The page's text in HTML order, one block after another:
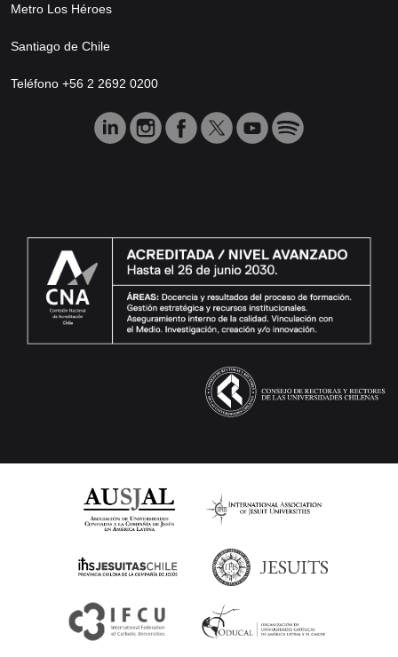
Metro Los Héroes
Santiago de Chile
Teléfono +56 2 2692 0200